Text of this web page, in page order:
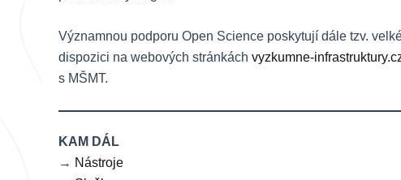
Významnou podporu Open Science poskytují dále tzv.
dispozici na webových stránkách vyzkumne-
s MŠMT.
KAM DÁL
→ Nástroje